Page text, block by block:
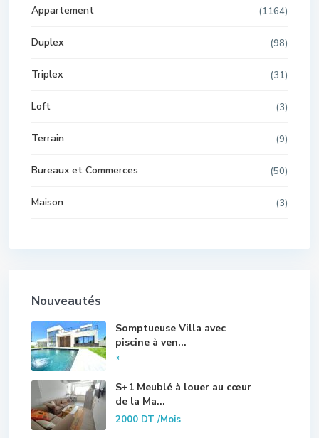
Appartement (1164)
Duplex (98)
Triplex (31)
Loft (3)
Terrain (9)
Bureaux et Commerces (50)
Maison (3)
Nouveautés
Somptueuse Villa avec
piscine à ven...
*
S+1 Meublé à louer au cœur
de la Ma...
2000 DT/Mois